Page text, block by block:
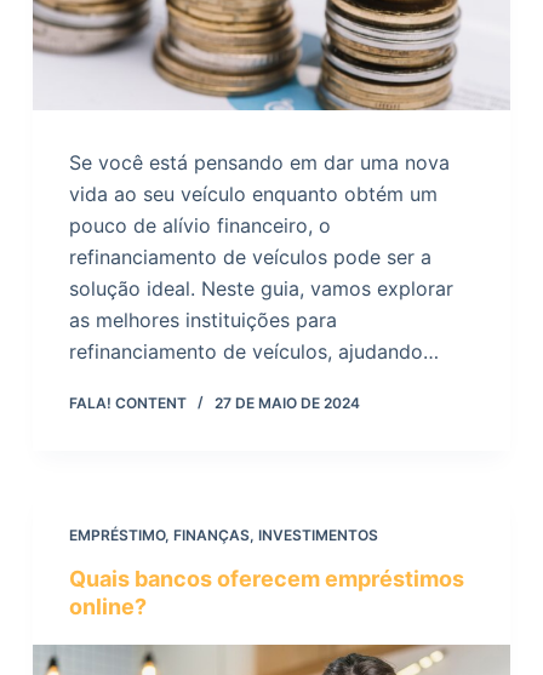
Se você está pensando em dar uma nova
vida ao seu veículo enquanto obtém um
pouco de alívio financeiro, o
refinanciamento de veículos pode ser a
solução ideal. Neste guia, vamos explorar
as melhores instituições para
refinanciamento de veículos, ajudando…
FALA! CONTENT 27 DE MAIO DE 2024
EMPRÉSTIMO, FINANÇAS, INVESTIMENTOS
Quais bancos oferecem empréstimos
online?